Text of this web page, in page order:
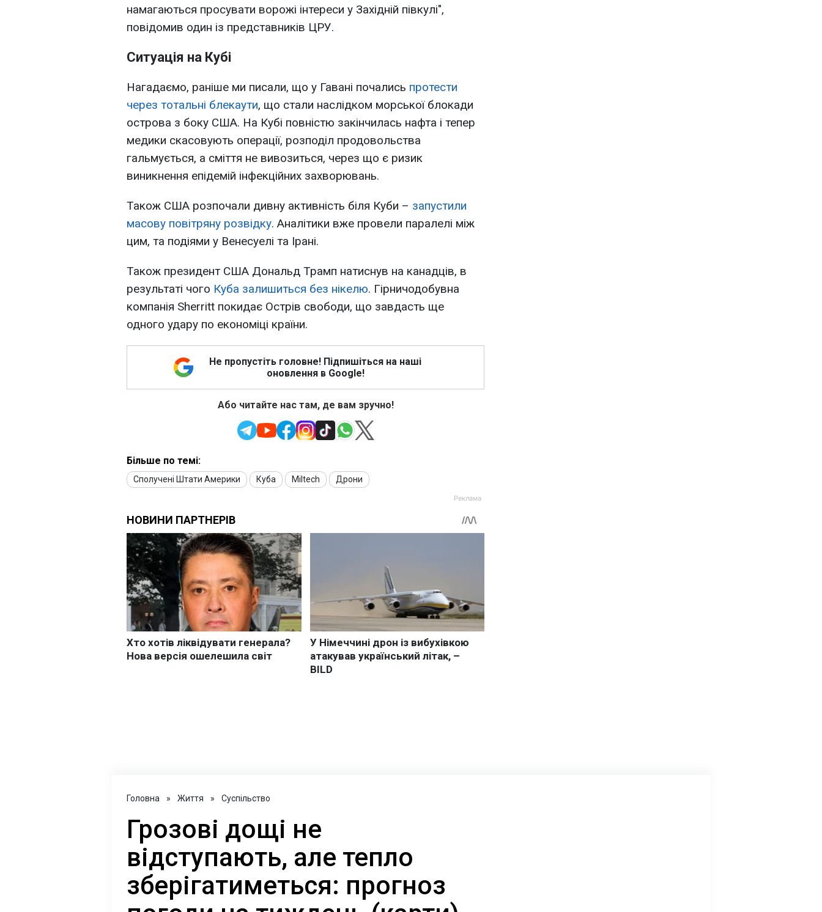
намагаються просувати ворожі інтереси у Західній півкулі",
повідомив один із представників ЦРУ.
Ситуація на Кубі
Нагадаємо, раніше ми писали, що у Гавані почались протести
через тотальні блекаути, що стали наслідком морської блокади
острова з боку США. На Кубі повністю закінчилась нафта і тепер
медики скасовують операції, розподіл продовольства
гальмується, а сміття не вивозиться, через що є ризик
виникнення епідемій інфекційних захворювань.
Також США розпочали дивну активність біля Куби – запустили
масову повітряну розвідку. Аналітики вже провели паралелі між
цим, та подіями у Венесуелі та Ірані.
Також президент США Дональд Трамп натиснув на канадців, в
результаті чого Куба залишиться без нікелю. Гірничодобувна
компанія Sherritt покидає Острів свободи, що завдасть ще
одного удару по економіці країни.
Не пропустіть головне! Підпишіться на наші
оновлення в Google!
Або читайте нас там, де вам зручно!
Більше по темі:
Сполучені Штати Америки Куба Miltech Дрони
Головна » Життя » Суспільство
Грозові дощі не
відступають, але тепло
зберігатиметься: прогноз